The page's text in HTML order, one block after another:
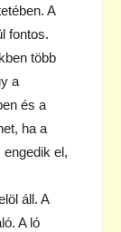
A
fontos.
több
a
és a
ha a
el,
áll. A
A ló